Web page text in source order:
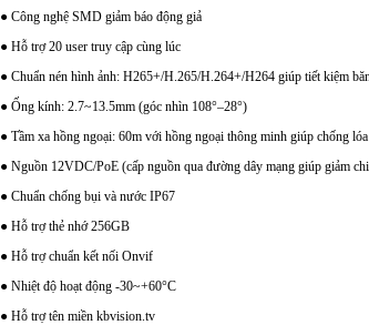
● Công nghệ SMD giảm báo động giả
● Hỗ trợ 20 user truy cập cùng lúc
● Chuẩn nén hình ảnh: H265+/H.265/H.264+/H264 giúp tiết kiệm
● Ống kính: 2.7~13.5mm (góc nhìn 108°–28°)
● Tầm xa hồng ngoại: 60m với hồng ngoại thông minh giúp chống lóa
● Nguồn 12VDC/PoE (cấp nguồn qua đường dây mạng giúp giảm
● Chuẩn chống bụi và nước IP67
● Hỗ trợ thẻ nhớ 256GB
● Hỗ trợ chuẩn kết nối Onvif
● Nhiệt độ hoạt động -30~+60°C
● Hỗ trợ tên miền kbvision.tv